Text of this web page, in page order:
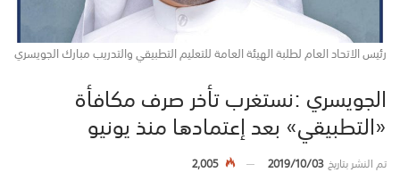
رئيس الاتحاد العام لطلبة الهيئة العامة للتعليم التطبيقي والتدريب مبارك الجويسري
الجويسري :نستغرب تأخر صرف مكافأة
«التطبيقي» بعد إعتمادها منذ يونيو
تم النشر بتاريخ2019/10/03
2,005